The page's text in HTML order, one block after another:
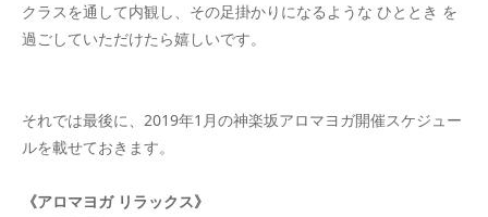
クラスを通して内観し、その足掛かりになるような ひととき を
過ごしていただけたら嬉しいです。
それでは最後に、2019年1月の神楽坂アロマヨガ開催スケジュー
ルを載せておきます。
《アロマヨガ リラックス》